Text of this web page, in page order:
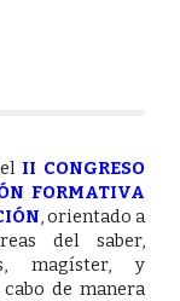
II CONGRESO
FORMATIVA
, orientado a
del saber,
magíster, y
de manera